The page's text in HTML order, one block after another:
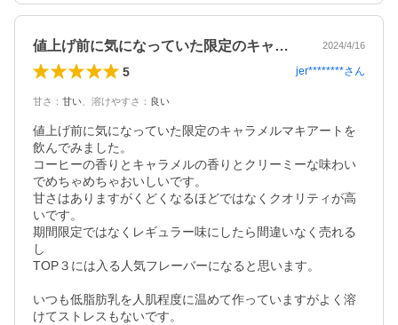
値上げ前に気になっていた限定のキャラメ… 2024/4/16
5 jer********さん
甘さ ： 甘い 溶けやすさ ： 良い
値上げ前に気になっていた限定のキャラメルマキアートを
飲んでみました。
コーヒーの香りとキャラメルの香りとクリーミーな味わい
でめちゃめちゃおいしいです。
甘さはありますがくどくなるほどではなくクオリティが高
いです。
期間限定ではなくレギュラー味にしたら間違いなく売れる
し
TOP３には入る人気フレーバーになると思います。
いつも低脂肪乳を人肌程度に温めて作っていますがよく溶
けてストレスもないです。